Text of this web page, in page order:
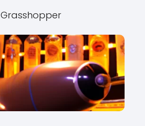
Grasshopper